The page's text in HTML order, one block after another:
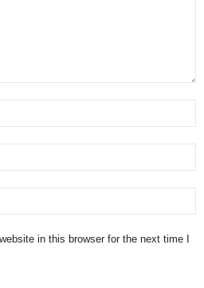
in this browser for the next time I